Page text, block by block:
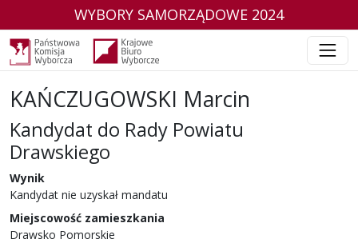
WYBORY SAMORZĄDOWE 2024
KAŃCZUGOWSKI Marcin
Kandydat do Rady Powiatu
Drawskiego
w wyborach samorządowych w 2024 r.
Wynik
Kandydat nie uzyskał mandatu
Miejscowość zamieszkania
Drawsko Pomorskie